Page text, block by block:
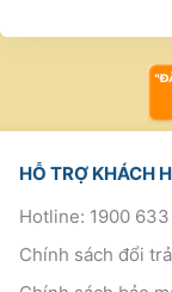
HỖ TRỢ KHÁCH
Hotline: 1900
Chính sách đổi